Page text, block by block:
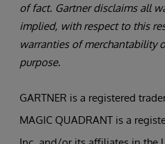
of fact. Gartner disclaims all
implied, with respect to this
warranties of merchantability
purpose.
GARTNER is a registered
MAGIC QUADRANT is a